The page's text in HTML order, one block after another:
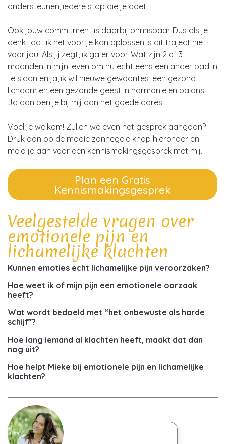
ondersteunen, iedere stap die je doet.
Ook jouw commitment is daarbij onmisbaar. Dus als je
denkt dat ik het voor je kan oplossen is dit traject niet
voor jou. Als jij zegt, ik ga er voor. Wat zijn 2 of 3
maanden in mijn leven om nu echt eens een ander pad in
te slaan en ja, ik wil nieuwe gewoontes, een gezond
lichaam en een gezonde geest in harmonie en balans.
Ja dan ben je bij mij aan het goede adres.
Voel je welkom! Zullen we even het gesprek aangaan?
Druk dan op de mooie zonnegele knop hieronder en
meld je aan voor een kennismakingsgesprek met mij.
Plan een Gratis
Kennismakingsgesprek
Veelgestelde vragen over
emotionele pijn en
lichamelijke klachten
Kunnen emoties echt lichamelijke pijn veroorzaken?
Hoe weet ik of mijn pijn een emotionele oorzaak
heeft?
Wat wordt bedoeld met “het onbewuste als harde
schijf”?
Hoe lang iemand al klachten heeft, maakt dat dan
nog uit?
Hoe helpt Mieke bij emotionele pijn en lichamelijke
klachten?